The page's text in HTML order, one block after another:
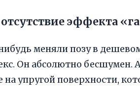
эффекта
меняли позу в
Он абсолютно
на упругой поверхности,